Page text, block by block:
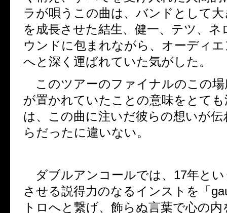
ラが唄うこの曲は、バンドとして
を成長させた結生、健一、テツ、ネ
ウンドに包まれながら、オーディ
へと深く運ばれていた気がした。
このツアーのファイナルのこの場
が置かれていたことの意味をとて
は、この曲に注いだ彼らの想いが
らだったに違いない。
ダブルアンコールでは、 17年と
させる説得力のなるインストを「
トロへと繋げ、飾らぬ言葉で心の